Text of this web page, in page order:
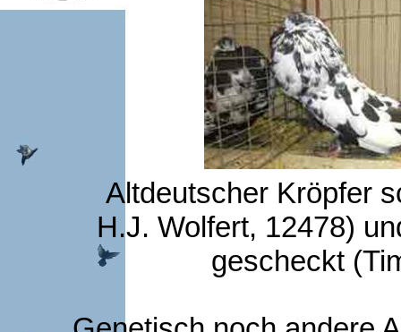
Altdeutscher Kröpfer
H.J. Wolfert, 12478)
gescheckt